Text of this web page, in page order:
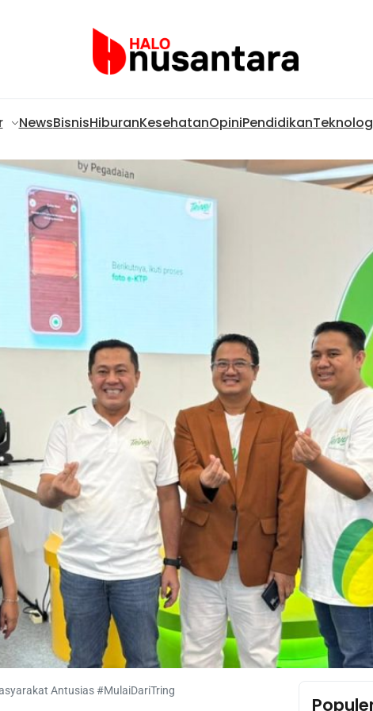
NewsBisnisHiburanKesehatanOpiniPendidikan
Antusias #MulaiDariTring